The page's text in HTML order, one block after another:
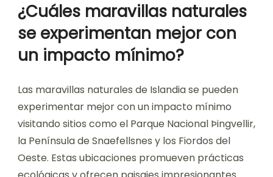
¿Cuáles maravillas naturales
se experimentan mejor con
un impacto mínimo?
Las maravillas naturales de Islandia se pueden
experimentar mejor con un impacto mínimo
visitando sitios como el Parque Nacional Þingvellir,
la Península de Snaefellsnes y los Fiordos del
Oeste. Estas ubicaciones promueven prácticas